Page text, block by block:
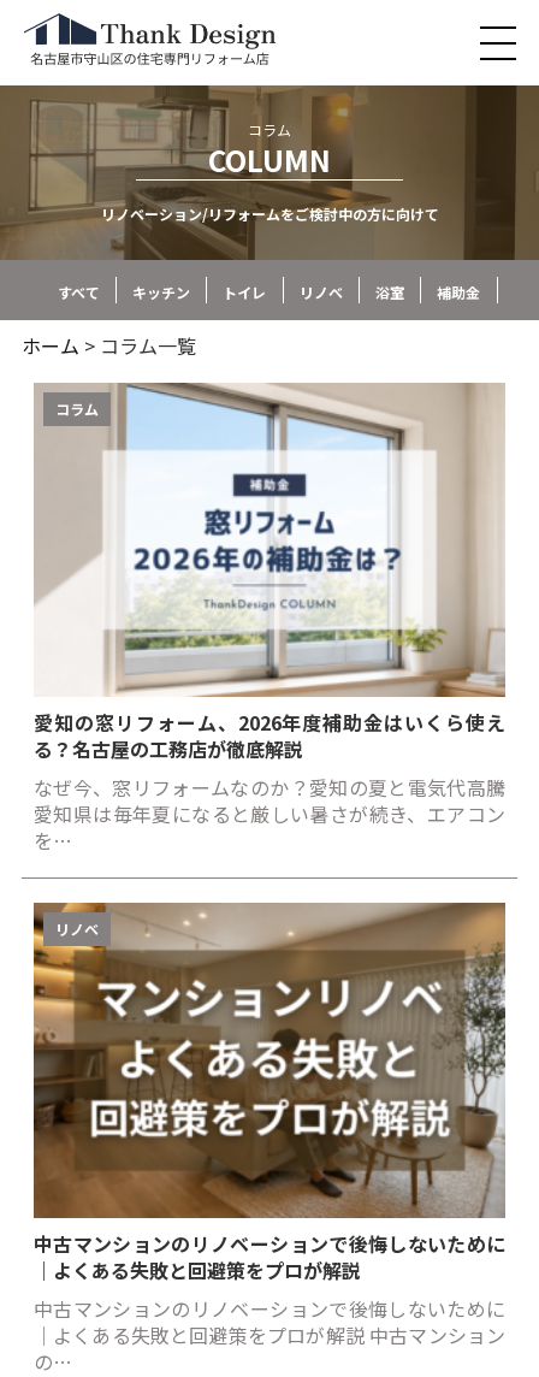
コラム
COLUMN
リノベーション/リフォームをご検討中の方に向けて
すべて キッチン トイレ リノベ 浴室 補助金
ホーム > コラム一覧
コラム
愛知の窓リフォーム、2026年度補助金はいくら使え
る？名古屋の工務店が徹底解説
なぜ今、窓リフォームなのか？愛知の夏と電気代高騰
愛知県は毎年夏になると厳しい暑さが続き、エアコン
を…
リノベ
中古マンションのリノベーションで後悔しないために
｜よくある失敗と回避策をプロが解説
中古マンションのリノベーションで後悔しないために
｜よくある失敗と回避策をプロが解説 中古マンション
の…